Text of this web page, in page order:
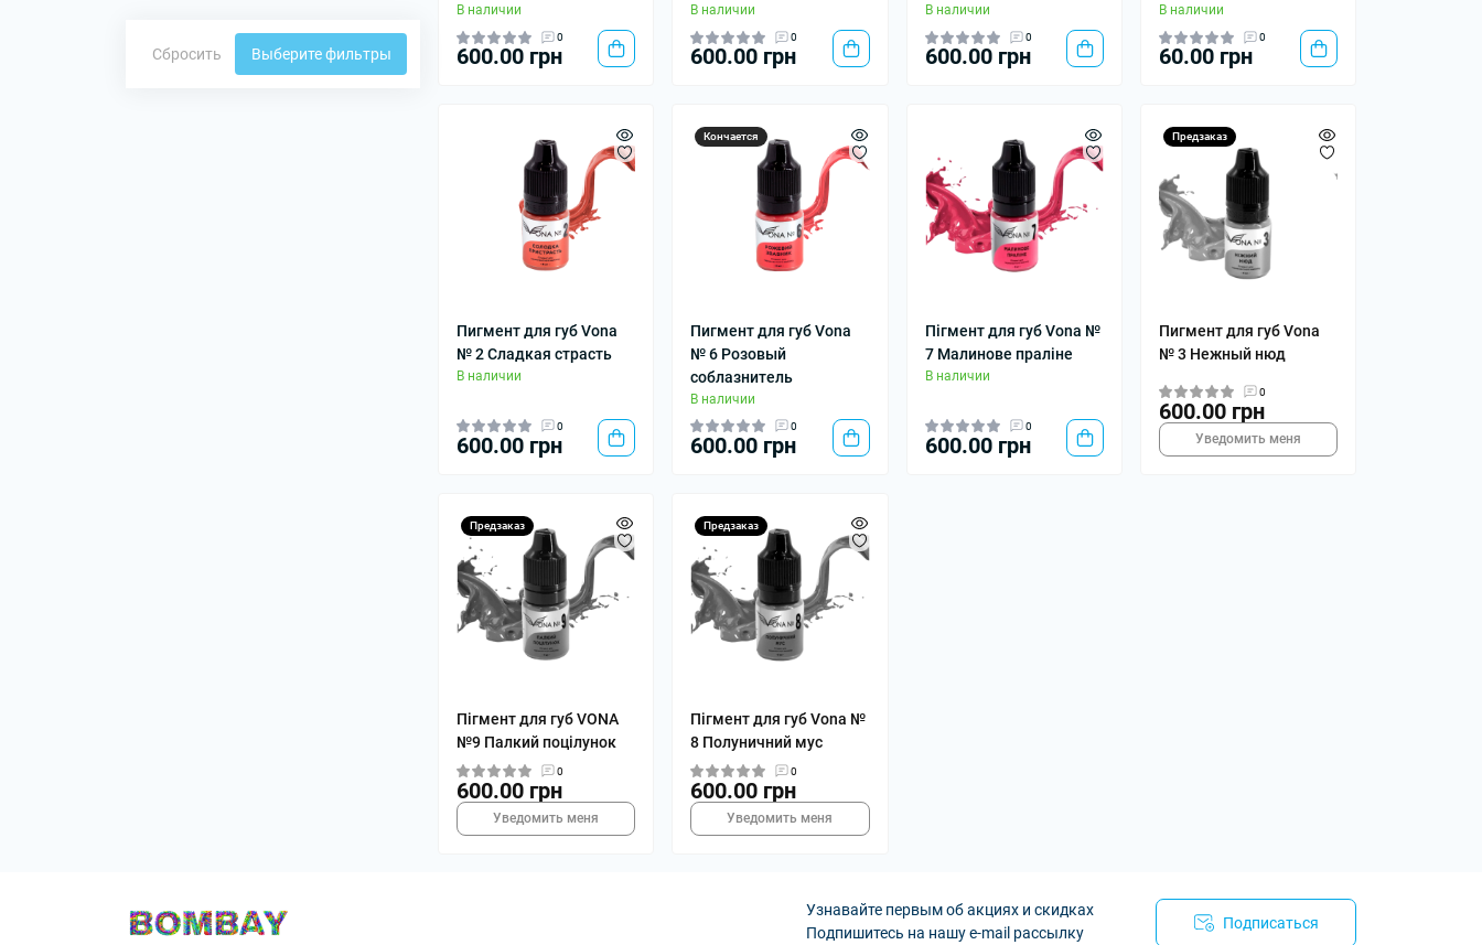
Сбросить Выберите фильтры
В наличии
0
600.00 грн
В наличии
0
600.00 грн
В наличии
0
600.00 грн
В наличии
0
60.00 грн
Пигмент для губ Vona
№ 2 Сладкая страсть
В наличии
0
600.00 грн
Кончается
Пигмент для губ Vona
№ 6 Розовый
соблазнитель
В наличии
0
600.00 грн
Пігмент для губ Vona №
7 Малинове праліне
В наличии
0
600.00 грн
Предзаказ
Пигмент для губ Vona
№ 3 Нежный нюд
0
600.00 грн
Уведомить меня
Предзаказ
Пігмент для губ VONA
№9 Палкий поцілунок
0
600.00 грн
Уведомить меня
Предзаказ
Пігмент для губ Vona №
8 Полуничний мус
0
600.00 грн
Уведомить меня
Узнавайте первым об акциях и скидках
Подпишитесь на нашу e-mail рассылку
Подписаться